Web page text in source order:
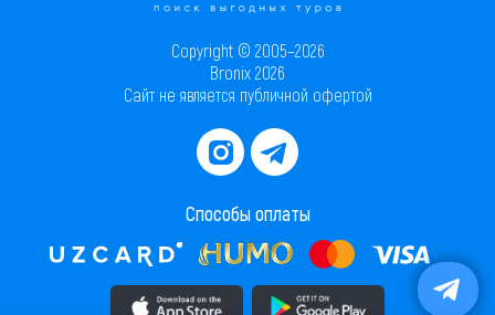
Copyright © 2005–2026
Bronix 2026
Сайт не является публичной офертой
Способы оплаты
Скачать приложение в AppStore Скачать приложение в PlayMarket